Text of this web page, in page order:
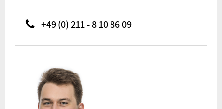
+49 (0) 211 - 8 10 86 09